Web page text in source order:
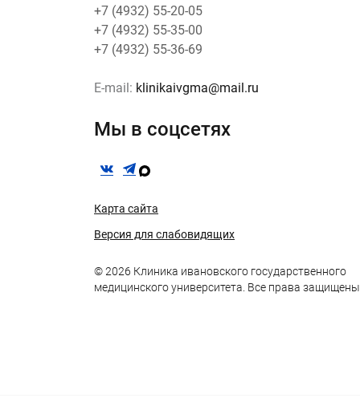
+7 (4932) 55-20-05
+7 (4932) 55-35-00
+7 (4932) 55-36-69
E-mail: klinikaivgma@mail.ru
Мы в соцсетях
Карта сайта
Версия для слабовидящих
© 2026 Клиника ивановского государственного
медицинского университета. Все права защищены.